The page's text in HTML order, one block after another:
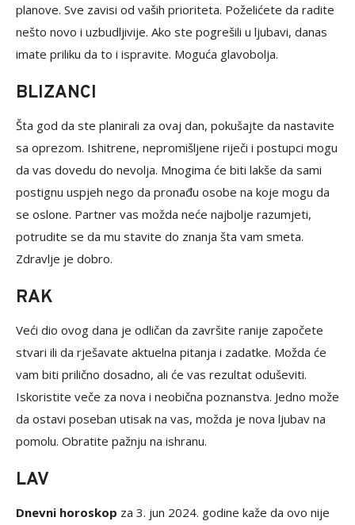
planove. Sve zavisi od vaših prioriteta. Poželićete da radite
nešto novo i uzbudljivije. Ako ste pogrešili u ljubavi, danas
imate priliku da to i ispravite. Moguća glavobolja.
BLIZANCI
Šta god da ste planirali za ovaj dan, pokušajte da nastavite
sa oprezom. Ishitrene, nepromišljene riječi i postupci mogu
da vas dovedu do nevolja. Mnogima će biti lakše da sami
postignu uspjeh nego da pronađu osobe na koje mogu da
se oslone. Partner vas možda neće najbolje razumjeti,
potrudite se da mu stavite do znanja šta vam smeta.
Zdravlje je dobro.
RAK
Veći dio ovog dana je odličan da završite ranije započete
stvari ili da rješavate aktuelna pitanja i zadatke. Možda će
vam biti prilično dosadno, ali će vas rezultat oduševiti.
Iskoristite veče za nova i neobična poznanstva. Jedno može
da ostavi poseban utisak na vas, možda je nova ljubav na
pomolu. Obratite pažnju na ishranu.
LAV
Dnevni horoskop za 3. jun 2024. godine kaže da ovo nije